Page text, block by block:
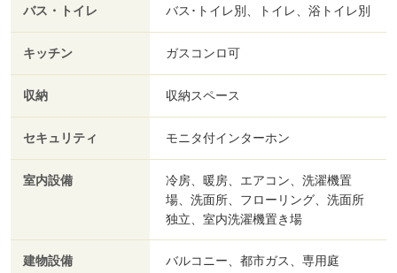
バス・トイレ バス･トイレ別、トイレ、浴トイレ別
キッチン ガスコンロ可
収納 収納スペース
セキュリティ モニタ付インターホン
室内設備
冷房、暖房、エアコン、洗濯機置
場、洗面所、フローリング、洗面所
独立、室内洗濯機置き場
建物設備 バルコニー、都市ガス、専用庭